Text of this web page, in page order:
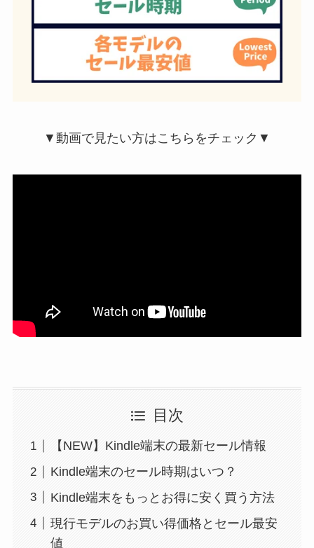
▼動画で見たい方はこちらをチェック▼
目次
【NEW】Kindle端末の最新セール情報
Kindle端末のセール時期はいつ？
Kindle端末をもっとお得に安く買う方法
現行モデルのお買い得価格とセール最安
値